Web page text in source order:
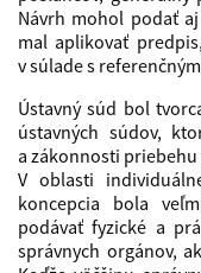
Návrh mohol podať
mal aplikovať
v súlade s
Ústavný súd bol
ústavných súdov,
a zákonnosti
V oblasti
koncepcia bola
podávať fyzické a
správnych orgánov,